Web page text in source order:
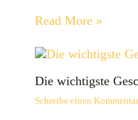
Read More »
Die wichtigste
Schreibe einen Kommentar